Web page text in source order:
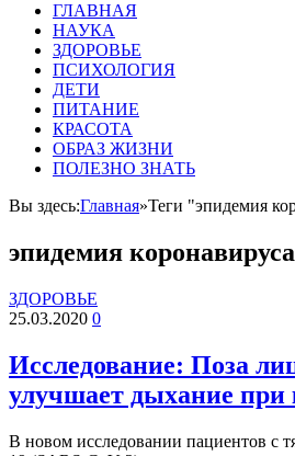
ГЛАВНАЯ
НАУКА
ЗДОРОВЬЕ
ПСИХОЛОГИЯ
ДЕТИ
ПИТАНИЕ
КРАСОТА
ОБРАЗ ЖИЗНИ
ПОЛЕЗНО ЗНАТЬ
Вы здесь:Главная»Теги "эпидемия
эпидемия коронавируса
ЗДОРОВЬЕ
25.03.2020 0
Исследование: Поза
улучшает дыхание при
В новом исследовании пациентов с